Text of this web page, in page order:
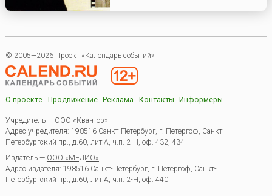
© 2005—2026 Проект «Календарь событий»
О проекте Продвижение Реклама Контакты Информеры
Учредитель — ООО «Квантор»
Адрес учредителя: 198516 Санкт-Петербург, г. Петергоф, Санкт-
Петербургский пр., д.60, лит.А, ч.п. 2-Н, оф. 432, 434
Издатель — ООО «МЕДИО»
Адрес издателя: 198516 Санкт-Петербург, г. Петергоф, Санкт-
Петербургский пр., д.60, лит.А, ч.п. 2-Н, оф. 440